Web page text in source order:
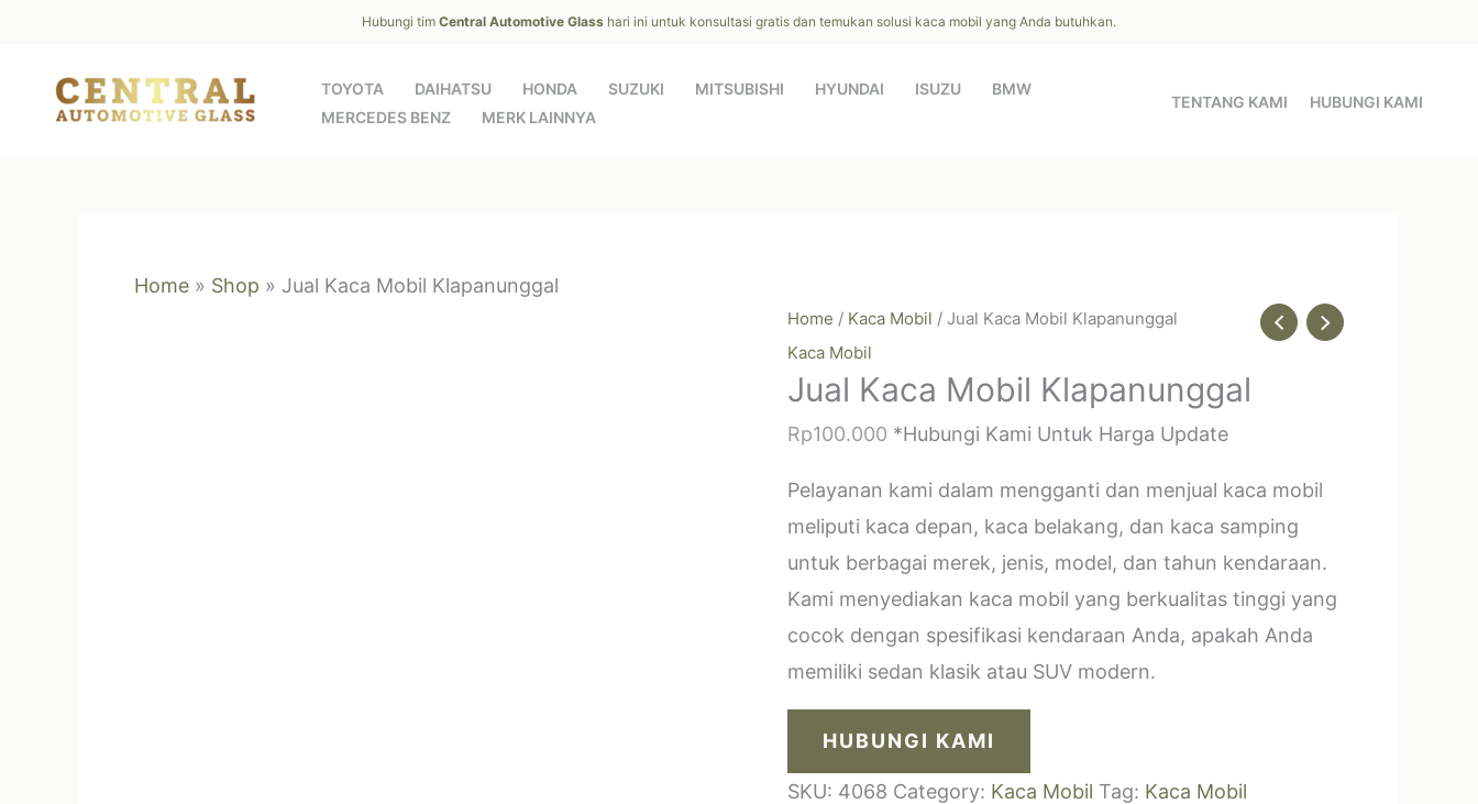
content
Hubungi tim Central Automotive Glass hari ini untuk konsultasi gratis dan temukan solusi kaca mobil yang Anda butuhkan.
TOYOTA DAIHATSU HONDA SUZUKI MITSUBISHI HYUNDAI ISUZU
BMW
MERCEDES BENZ
MERK LAINNYA
TENTANG KAMI HUBUNGI KAMI
Home » Shop » Jual Kaca Mobil Klapanunggal
Home / Kaca Mobil / Jual Kaca Mobil Klapanunggal
Kaca Mobil
Jual Kaca Mobil Klapanunggal
Rp100.000 *Hubungi Kami Untuk Harga Update
Pelayanan kami dalam mengganti dan menjual kaca mobil
meliputi kaca depan, kaca belakang, dan kaca samping
untuk berbagai merek, jenis, model, dan tahun kendaraan.
Kami menyediakan kaca mobil yang berkualitas tinggi yang
cocok dengan spesifikasi kendaraan Anda, apakah Anda
memiliki sedan klasik atau SUV modern.
HUBUNGI KAMI
SKU: 4068 Category: Kaca Mobil Tag: Kaca Mobil